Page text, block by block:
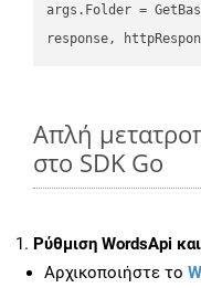
args.Folder =
Απλή
στο SDK Go
Ρύθμιση WordsApi
Αρχικοποιήστε το